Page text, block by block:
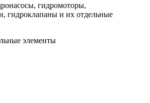
гидромоторы,
гидроклапаны и их отдельные
элементы